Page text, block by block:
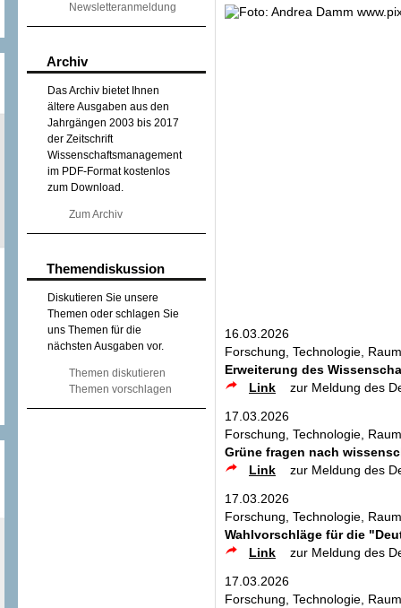
Newsletteranmeldung
Archiv
Das Archiv bietet Ihnen
ältere Ausgaben aus den
Jahrgängen 2003 bis 2017
der Zeitschrift
Wissenschaftsmanagement
im PDF-Format kostenlos
zum Download.
Zum Archiv
Themendiskussion
Diskutieren Sie unsere
Themen oder schlagen Sie
uns Themen für die
nächsten Ausgaben vor.
Themen diskutieren
Themen vorschlagen
16.03.2026
Forschung, Technologie,
Erweiterung des
Link
zur Meldung des
17.03.2026
Forschung, Technologie,
Grüne fragen nach
Link
zur Meldung des
17.03.2026
Forschung, Technologie,
Wahlvorschläge für die
Link
zur Meldung des
17.03.2026
Forschung, Technologie,